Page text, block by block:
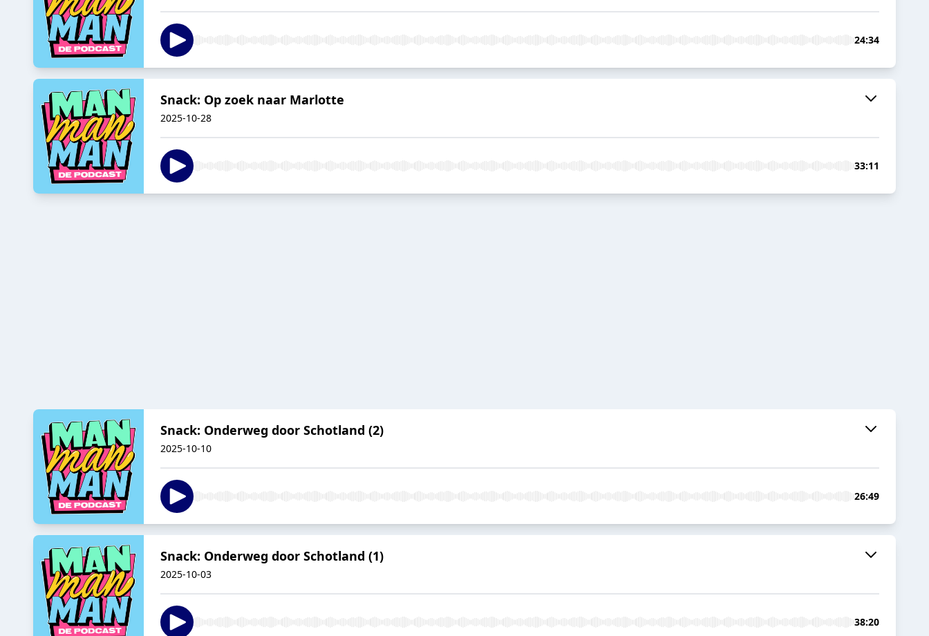
24:34
Snack: Op zoek naar Marlotte
2025-10-28
33:11
Snack: Onderweg door Schotland (2)
2025-10-10
26:49
Snack: Onderweg door Schotland (1)
2025-10-03
38:20